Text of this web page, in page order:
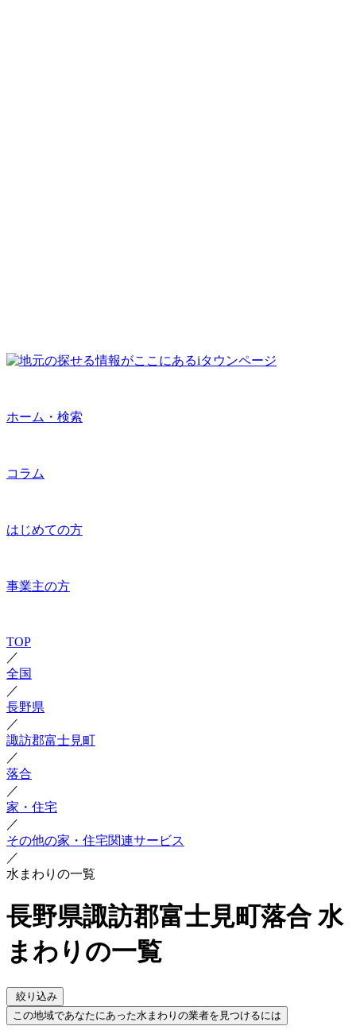
ホーム・検索
コラム
はじめての方
事業主の方
TOP
／
全国
／
長野県
／
諏訪郡富士見町
／
落合
／
家・住宅
／
その他の家・住宅関連サービス
／
水まわりの一覧
長野県諏訪郡富士見町落合 水
まわりの一覧
絞り込み
この地域であなたにあった水まわりの業者を見つけるには